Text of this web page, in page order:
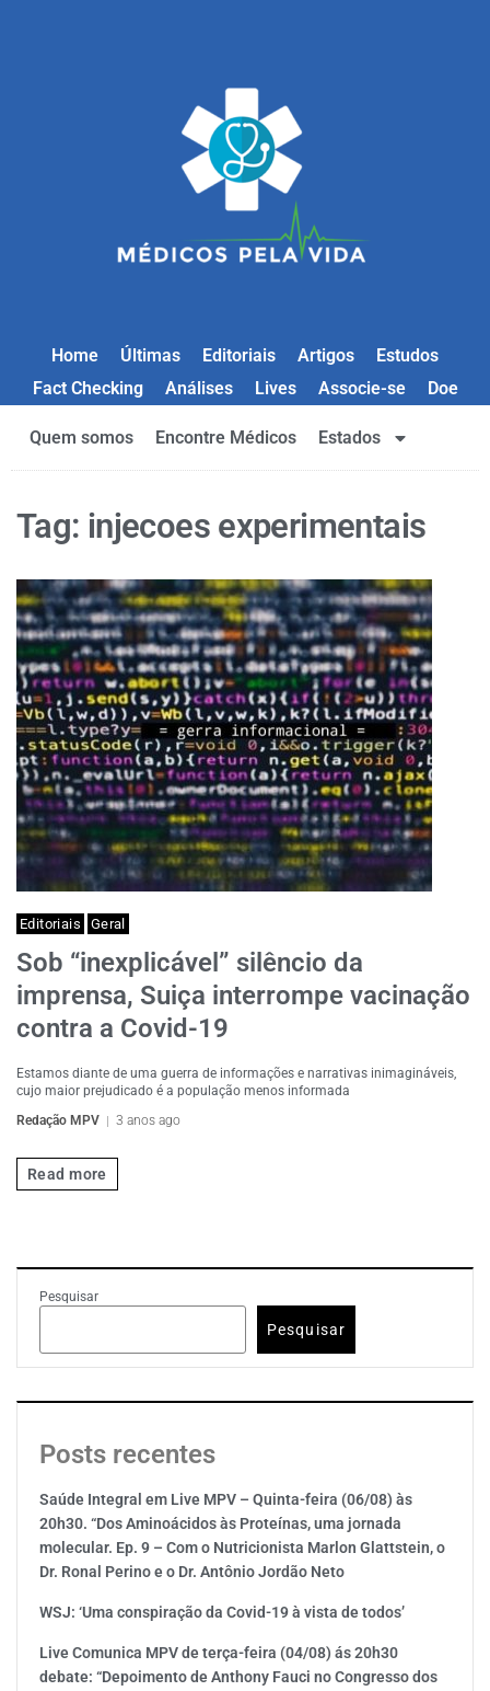
Home Últimas Editoriais Artigos
Estudos
Fact Checking
Análises Lives Associe-se Doe
Quem somos Encontre Médicos Estados
Tag: injecoes experimentais
Editoriais Geral
Sob “inexplicável” silêncio da
imprensa, Suiça interrompe vacinação
contra a Covid-19
Estamos diante de uma guerra de informações e narrativas inimagináveis,
cujo maior prejudicado é a população menos informada
Redação MPV
3 anos ago
Read more
Pesquisar
Pesquisar
Posts recentes
Saúde Integral em Live MPV – Quinta-feira (06/08) às
20h30. “Dos Aminoácidos às Proteínas, uma jornada
molecular. Ep. 9 – Com o Nutricionista Marlon Glattstein, o
Dr. Ronal Perino e o Dr. Antônio Jordão Neto
WSJ: ‘Uma conspiração da Covid-19 à vista de todos’
Live Comunica MPV de terça-feira (04/08) ás 20h30
debate: “Depoimento de Anthony Fauci no Congresso dos